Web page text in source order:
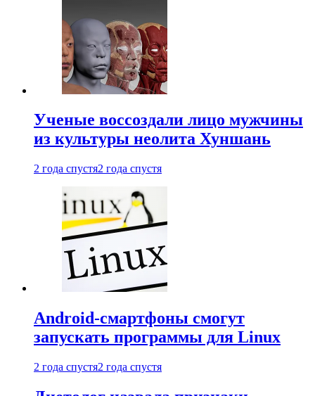
Ученые воссоздали лицо мужчины
из культуры неолита Хуншань
2 года спустя2 года спустя
Android-смартфоны смогут
запускать программы для Linux
2 года спустя2 года спустя